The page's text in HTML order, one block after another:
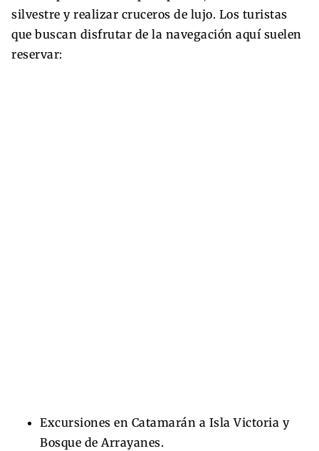
silvestre y realizar cruceros de lujo. Los turistas
que buscan disfrutar de la navegación aquí suelen
reservar:
Excursiones en Catamarán a Isla Victoria y
Bosque de Arrayanes.